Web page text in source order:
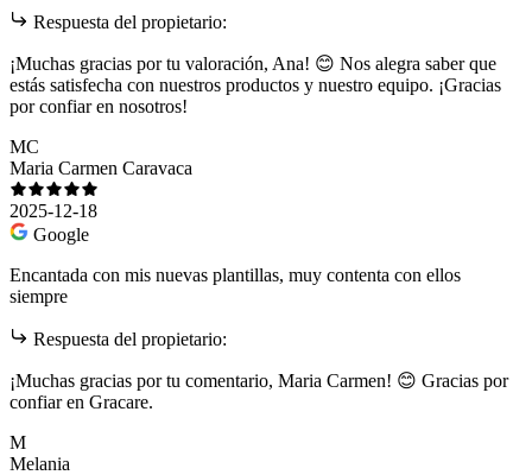
Respuesta del propietario:
¡Muchas gracias por tu valoración, Ana! 😊 Nos alegra saber que
estás satisfecha con nuestros productos y nuestro equipo. ¡Gracias
por confiar en nosotros!
MC
Maria Carmen Caravaca
2025-12-18
Google
Encantada con mis nuevas plantillas, muy contenta con ellos
siempre
Respuesta del propietario:
¡Muchas gracias por tu comentario, Maria Carmen! 😊 Gracias por
confiar en Gracare.
M
Melania